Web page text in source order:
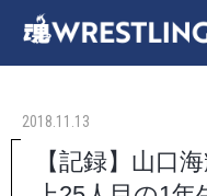
2018.11.13
【記録】山口